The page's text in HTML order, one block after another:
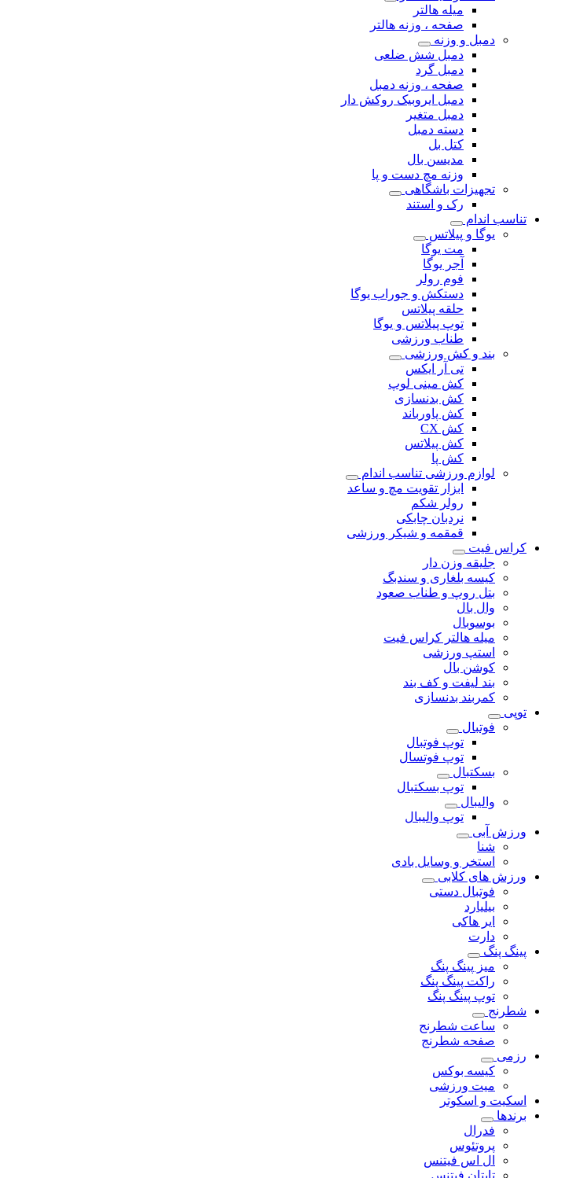
میله هالتر
صفحه ، وزنه هالتر
دمبل و وزنه
دمبل شش ضلعی
دمبل گرد
صفحه ، وزنه دمبل
دمبل ایروبیک روکش دار
دمبل متغیر
دسته دمبل
کتل بل
مدیسن بال
وزنه مچ دست و پا
تجهیزات باشگاهی
رک و استند
تناسب اندام
یوگا و پیلاتس
مت یوگا
آجر یوگا
فوم رولر
دستکش و جوراب یوگا
حلقه پیلاتس
توپ پیلاتس و یوگا
طناب ورزشی
بند و کش ورزشی
تی آر ایکس
کش مینی لوپ
کش بدنسازی
کش پاورباند
کش CX
کش پیلاتس
کش پا
لوازم ورزشی تناسب اندام
ابزار تقویت مچ و ساعد
رولر شکم
نردبان چابکی
قمقمه و شیکر ورزشی
کراس فیت
جلیقه وزن دار
کیسه بلغاری و سندبگ
بتل روپ و طناب صعود
وال بال
بوسوبال
میله هالتر کراس فیت
استپ ورزشی
کوشن بال
بند لیفت و کف بند
کمربند بدنسازی
توپی
فوتبال
توپ فوتبال
توپ فوتسال
بسکتبال
توپ بسکتبال
والیبال
توپ والیبال
ورزش آبی
شنا
استخر و وسایل بادی
ورزش های کلابی
فوتبال دستی
بیلیارد
ایر هاکی
دارت
پینگ پنگ
میز پینگ پنگ
راکت پینگ پنگ
توپ پینگ پنگ
شطرنج
ساعت شطرنج
صفحه شطرنج
رزمی
کیسه بوکس
میت ورزشی
اسکیت و اسکوتر
برندها
فدرال
پروتئوس
ال اس فیتنس